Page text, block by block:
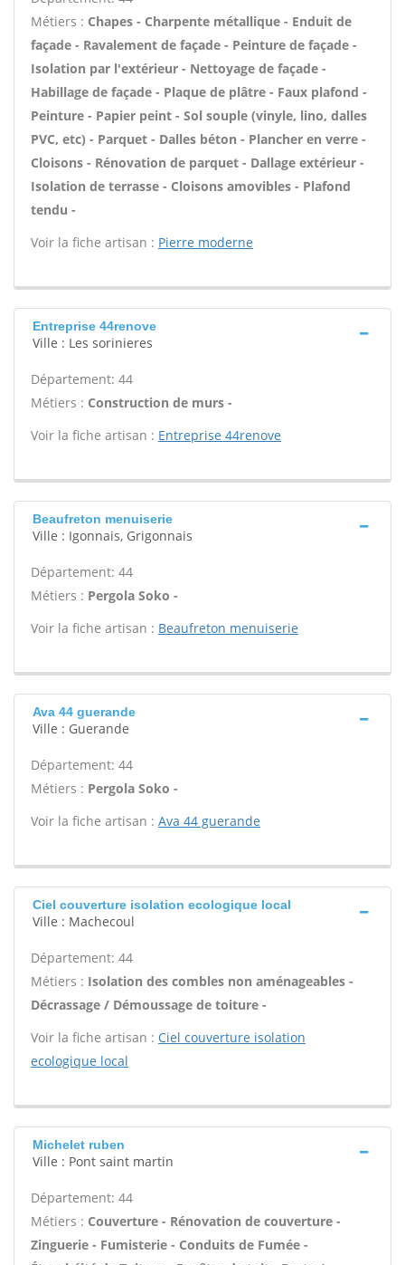
Métiers : Chapes - Charpente métallique - Enduit de
façade - Ravalement de façade - Peinture de façade -
Isolation par l'extérieur - Nettoyage de façade -
Habillage de façade - Plaque de plâtre - Faux plafond -
Peinture - Papier peint - Sol souple (vinyle, lino, dalles
PVC, etc) - Parquet - Dalles béton - Plancher en verre -
Cloisons - Rénovation de parquet - Dallage extérieur -
Isolation de terrasse - Cloisons amovibles - Plafond
tendu -
Voir la fiche artisan : Pierre moderne
Entreprise 44renove
Ville : Les sorinieres
Département: 44
Métiers : Construction de murs -
Voir la fiche artisan : Entreprise 44renove
Beaufreton menuiserie
Ville : Igonnais, Grigonnais
Département: 44
Métiers : Pergola Soko -
Voir la fiche artisan : Beaufreton menuiserie
Ava 44 guerande
Ville : Guerande
Département: 44
Métiers : Pergola Soko -
Voir la fiche artisan : Ava 44 guerande
Ciel couverture isolation ecologique local
Ville : Machecoul
Département: 44
Métiers : Isolation des combles non aménageables -
Décrassage / Démoussage de toiture -
Voir la fiche artisan : Ciel couverture isolation
ecologique local
Michelet ruben
Ville : Pont saint martin
Département: 44
Métiers : Couverture - Rénovation de couverture -
Zinguerie - Fumisterie - Conduits de Fumée -